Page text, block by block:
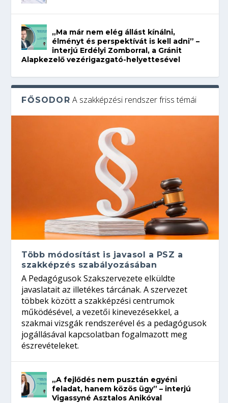
„Ma már nem elég állást kínálni,
élményt és perspektívát is kell adni” –
interjú Erdélyi Zomborral, a Gránit
Alapkezelő vezérigazgató-helyettesével
FŐSODOR A szakképzési rendszer friss témái
Több módosítást is javasol a PSZ a
szakképzés szabályozásában
A Pedagógusok Szakszervezete elküldte
javaslatait az illetékes tárcának. A szervezet
többek között a szakképzési centrumok
működésével, a vezetői kinevezésekkel, a
szakmai vizsgák rendszerével és a pedagógusok
jogállásával kapcsolatban fogalmazott meg
észrevételeket.
„A fejlődés nem pusztán egyéni
feladat, hanem közös ügy” – interjú
Vigassyné Asztalos Anikóval